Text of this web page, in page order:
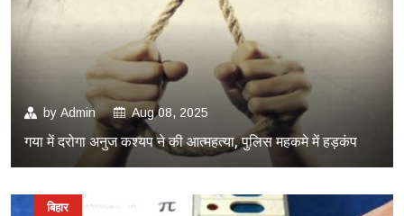
by Admin Aug 08, 2025
गया में दरोगा अनुज कश्यप ने की आत्महत्या, पुलिस महकमे में हड़कंप
बिहार